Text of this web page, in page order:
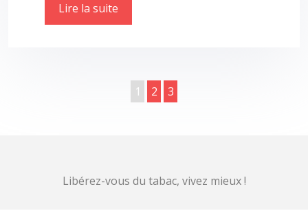
Lire la suite
1 2 3
Libérez-vous du tabac, vivez mieux !